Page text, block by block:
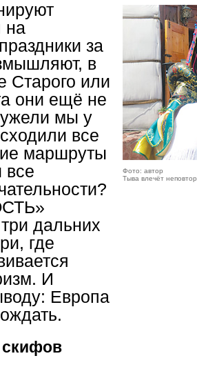
Фото: автор
Тыва влечёт
на
за
в
Старого или
они ещё не
мы у
все
маршруты
все
дальних
где
И
Европа